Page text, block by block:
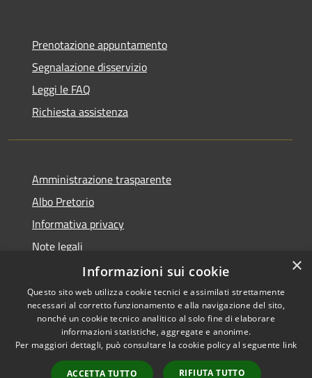
Prenotazione appuntamento
Segnalazione disservizio
Leggi le FAQ
Richiesta assistenza
Amministrazione trasparente
Albo Pretorio
Informativa privacy
Note legali
Dichiarazione di accessibilità
RSS
Accessibilità
Copyright © 2021 • Città
di San Benedetto Po •
Powered byMunicipium
×
Informazioni sui cookie
Questo sito web utilizza cookie tecnici e assimilati strettamente
necessari al corretto funzionamento e alla navigazione del sito,
nonché un cookie tecnico analitico al solo fine di elaborare
informazioni statistiche, aggregate e anonime.
Per maggiori dettagli, può consultare la cookie policy al seguente link
ACCETTA TUTTO RIFIUTA TUTTO